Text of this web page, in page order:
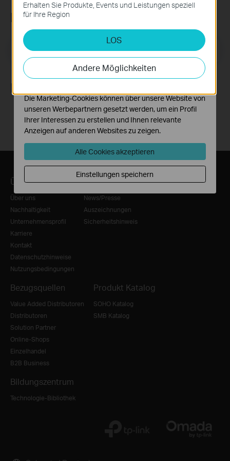
Newsletter abonnieren
E-Mail-Adresse Registrieren
Folge uns
Über TP-Link
Über uns
Nachhaltigkeit
Unternehmensprofil
Karriere
Kontakt
Datenschutzhinweise
Nutzungsbedingungen
Informationen
News/Presse
Auszeichnungen
Sicherheitshinweis
Bezugsquellen
Value Added Distributoren
Distributoren
Solution Partner
Online-Shops
Einzelhandel
B2B Business
Produkt Katalog
SOHO Katalog
SMB Katalog
Bildungszentrum
Technologie-Bibliothek
Erhalten Sie Produkte, Events und Leistungen speziell
für Ihre Region
LOS
Andere Möglichkeiten
erforderlich und können in Ihren Systemen nicht
Analyse- und Marketing-Cookies
Analyse-Cookies ermöglichen es uns, Ihre Aktivitäten
auf unserer Website zu analysieren, um die
Funktionsweise unserer Website zu verbessern und
Die Marketing-Cookies können über unsere Website von
unseren Werbepartnern gesetzt werden, um ein Profil
Ihrer Interessen zu erstellen und Ihnen relevante
Anzeigen auf anderen Websites zu zeigen.
Alle Cookies akzeptieren
Einstellungen speichern